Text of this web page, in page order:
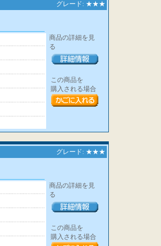
グレード: ★★★
商品の詳細を見
る
この商品を
購入される場合
グレード: ★★★
商品の詳細を見
る
この商品を
購入される場合